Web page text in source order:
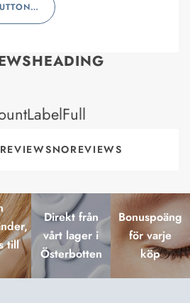
PRODUCT_SERIESBUTTONLABEL
till
Direkt från
vårt lager i
Österbotten
Bonuspoäng
för varje
köp